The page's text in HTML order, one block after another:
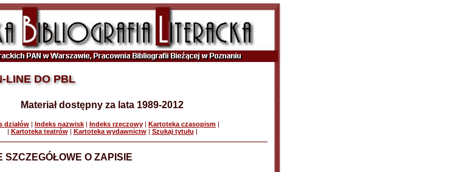
LINE DO PBL
Materiał dostępny za lata 1989-2012
działów | Indeks nazwisk | Indeks rzeczowy | Kartoteka czasopism |
| Kartoteka teatrów| Kartoteka wydawnictw| Szukaj tytułu |
SZCZEGÓŁOWE O ZAPISIE